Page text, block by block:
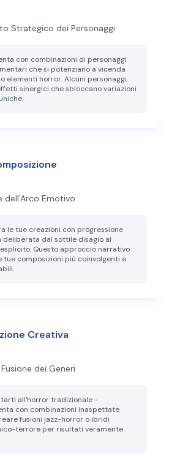
Strategico dei Personaggi
con combinazioni di personaggi
che si potenziano a vicenda
elementi horror. Alcuni personaggi
sinergici che sbloccano variazioni
dell'Arco Emotivo
le tue creazioni con progressione
deliberata dal sottile disagio al
Questo approccio narrativo
tue composizioni più coinvolgenti e
Creativa
dei Generi
all'horror tradizionale -
con combinazioni inaspettate
fusioni jazz-horror o ibridi
terrore per risultati veramente